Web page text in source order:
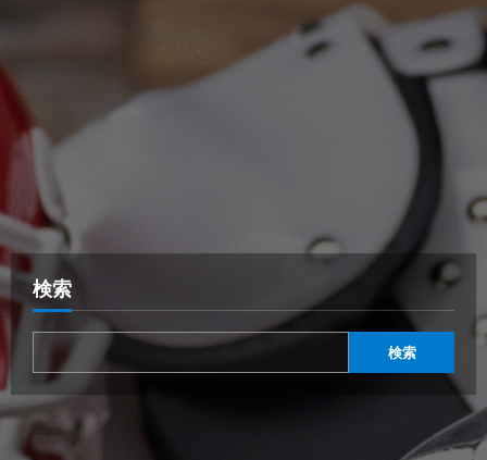
検索
検索